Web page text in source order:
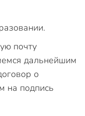
почту
дальнейшим
о
на подпись